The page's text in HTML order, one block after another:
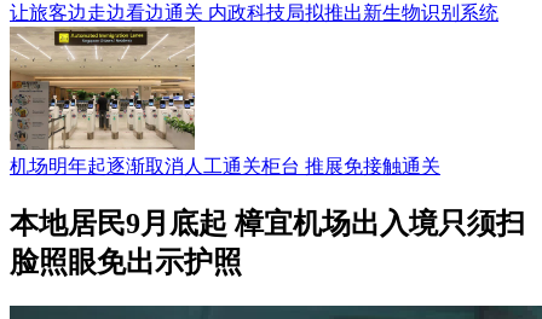
让旅客边走边看边通关 内政科技局拟推出新生物识别系统
机场明年起逐渐取消人工通关柜台 推展免接触通关
本地居民9月底起 樟宜机场出入境只须扫
脸照眼免出示护照